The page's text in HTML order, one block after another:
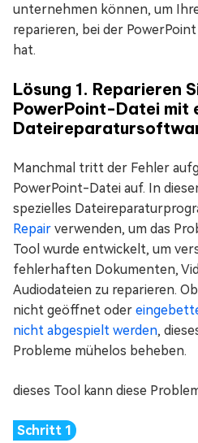
unternehmen können, um
reparieren, bei der
hat.
Lösung 1. Reparieren
PowerPoint-Datei mit
Manchmal tritt der Fehler
PowerPoint-Datei auf. In
spezielles
Repair verwenden, um das
Tool wurde entwickelt, um
fehlerhaften Dokumenten,
Audiodateien zu reparieren.
nicht geöffnet oder
nicht abgespielt werden,
Probleme mühelos beheben.
dieses Tool kann diese